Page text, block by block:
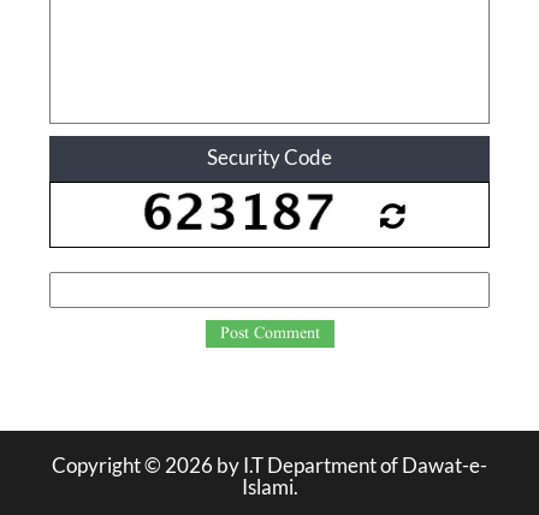
Security Code
Post Comment
Copyright © 2026 by I.T Department of Dawat-e-
Islami.